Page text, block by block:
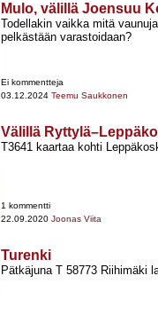
Mulo, välillä Joensuu
Todellakin vaikka mitä
pelkästään varastoidaan?
Ei kommentteja
03.12.2024 Teemu Saukkonen
Välillä
T3641 kaartaa kohti
1 kommentti
22.09.2020 Joonas Viita
Turenki
Pätkäjuna T 58773 Riihimäki